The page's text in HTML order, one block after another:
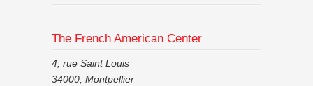
The French American Center
4, rue Saint Louis
34000, Montpellier